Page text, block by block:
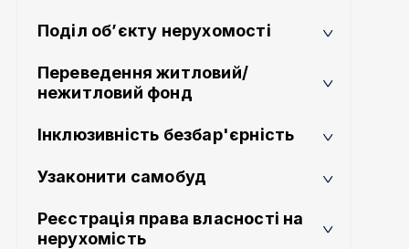
Поділ об’єкту нерухомості
Переведення житловий/
нежитловий фонд
Інклюзивність безбар'єрність
Узаконити самобуд
Реєстрація права власності на
нерухомість